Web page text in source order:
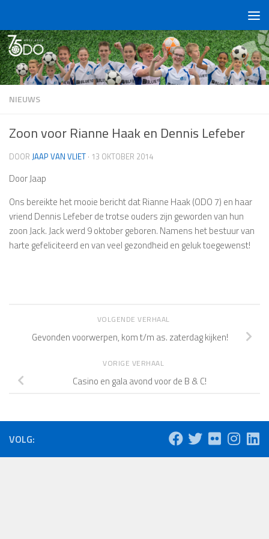
NIEUWS
Zoon voor Rianne Haak en Dennis Lefeber
DOOR JAAP VAN VLIET · 13 OKTOBER 2014
Door Jaap
Ons bereikte het mooie bericht dat Rianne Haak (ODO 7) en haar
vriend Dennis Lefeber de trotse ouders zijn geworden van hun
zoon Jack. Jack werd 9 oktober geboren. Namens het bestuur van
harte gefeliciteerd en van veel gezondheid en geluk toegewenst!
VOLGENDE VERHAAL
Gevonden voorwerpen, kom t/m as. zaterdag kijken!
VORIGE VERHAAL
Casino en gala avond voor de B & C!
VOLG: